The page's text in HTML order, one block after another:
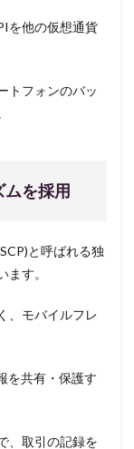
を他の仮想通貨
トフォンのバッ
ムを採用
と呼ばれる独
す。
、モバイルフレ
を共有・保護す
、取引の記録を